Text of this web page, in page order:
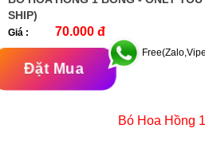
SHIP)
Giá : 70.000 đ
Đặt Mua
Bó Hoa Hồng